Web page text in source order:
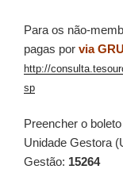
Para os não-
pagas por via GRU
http://
sp
Preencher o
Unidade Gestora
Gestão: 15264